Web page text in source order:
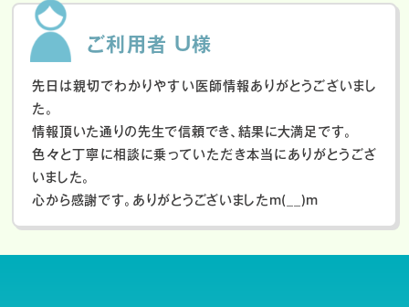
ご利用者 U様
先日は親切でわかりやすい医師情報ありがとうございまし
た。
情報頂いた通りの先生で信頼でき、結果に大満足です。
色々と丁寧に相談に乗っていただき本当にありがとうござ
いました。
心から感謝です。ありがとうございましたm(__)m